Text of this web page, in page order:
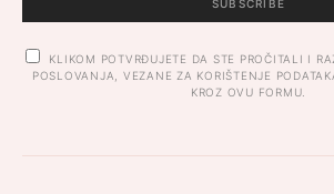
SUBSCRIBE
KLIKOM POTVRĐUJETE DA STE PROČITALI I
POSLOVANJA, VEZANE ZA KORIŠTENJE
KROZ OVU FORMU.